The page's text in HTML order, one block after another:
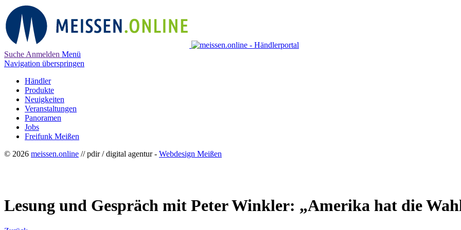
Suche Anmelden Menü
Navigation überspringen
Händler
Produkte
Neuigkeiten
Veranstaltungen
Panoramen
Jobs
Freifunk Meißen
© 2026 meissen.online // pdir / digital agentur - Webdesign Meißen
Lesung und Gespräch mit Peter Winkler: „Amerika hat die